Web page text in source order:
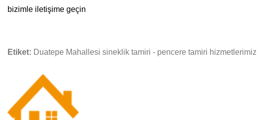
bizimle iletişime geçin
Etiket: Duatepe Mahallesi sineklik tamiri - pencere tamiri hizmetlerimiz